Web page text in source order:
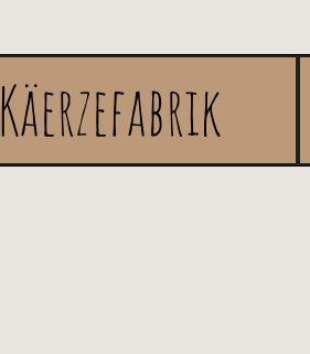
Käerzefabrik